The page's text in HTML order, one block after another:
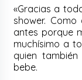
«Gracias a
shower.
antes porque
muchísimo a
quien
bebe.